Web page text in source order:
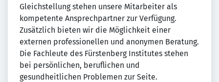
Gleichstellung stehen unsere Mitarbeiter als
kompetente Ansprechpartner zur Verfügung.
Zusätzlich bieten wir die Möglichkeit einer
externen professionellen und anonymen Beratung.
Die Fachleute des Fürstenberg Institutes stehen
bei persönlichen, beruflichen und
gesundheitlichen Problemen zur Seite.